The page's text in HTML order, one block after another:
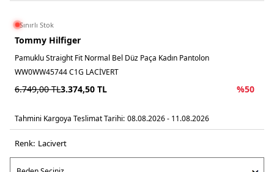
Sınırlı Stok
Tommy Hilfiger
Pamuklu Straight Fit Normal Bel Düz Paça Kadın Pantolon
WW0WW45744 C1G LACİVERT
6.749,00TL3.374,50 TL %50
Tahmini Kargoya Teslimat Tarihi: 08.08.2026 - 11.08.2026
Renk: laci̇vert